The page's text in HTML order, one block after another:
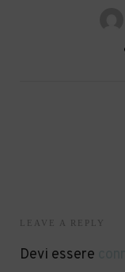
LEAVE A REPLY
Devi essere